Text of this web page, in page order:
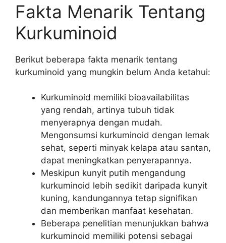
Fakta Menarik Tentang
Kurkuminoid
Berikut beberapa fakta menarik tentang
kurkuminoid yang mungkin belum Anda ketahui:
Kurkuminoid memiliki bioavailabilitas
yang rendah, artinya tubuh tidak
menyerapnya dengan mudah.
Mengonsumsi kurkuminoid dengan lemak
sehat, seperti minyak kelapa atau santan,
dapat meningkatkan penyerapannya.
Meskipun kunyit putih mengandung
kurkuminoid lebih sedikit daripada kunyit
kuning, kandungannya tetap signifikan
dan memberikan manfaat kesehatan.
Beberapa penelitian menunjukkan bahwa
kurkuminoid memiliki potensi sebagai